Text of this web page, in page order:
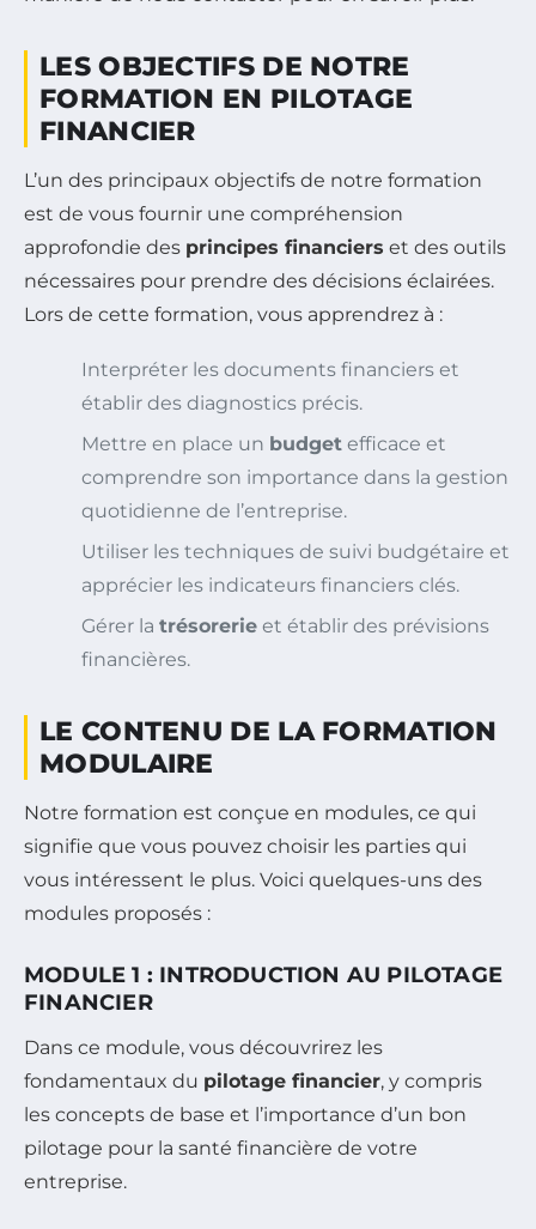
LES OBJECTIFS DE NOTRE
FORMATION EN PILOTAGE
FINANCIER
L’un des principaux objectifs de notre formation
est de vous fournir une compréhension
approfondie des principes financiers et des outils
nécessaires pour prendre des décisions éclairées.
Lors de cette formation, vous apprendrez à :
Interpréter les documents financiers et
établir des diagnostics précis.
Mettre en place un budget efficace et
comprendre son importance dans la gestion
quotidienne de l’entreprise.
Utiliser les techniques de suivi budgétaire et
apprécier les indicateurs financiers clés.
Gérer la trésorerie et établir des prévisions
financières.
LE CONTENU DE LA FORMATION
MODULAIRE
Notre formation est conçue en modules, ce qui
signifie que vous pouvez choisir les parties qui
vous intéressent le plus. Voici quelques-uns des
modules proposés :
MODULE 1 : INTRODUCTION AU PILOTAGE
FINANCIER
Dans ce module, vous découvrirez les
fondamentaux du pilotage financier, y compris
les concepts de base et l’importance d’un bon
pilotage pour la santé financière de votre
entreprise.